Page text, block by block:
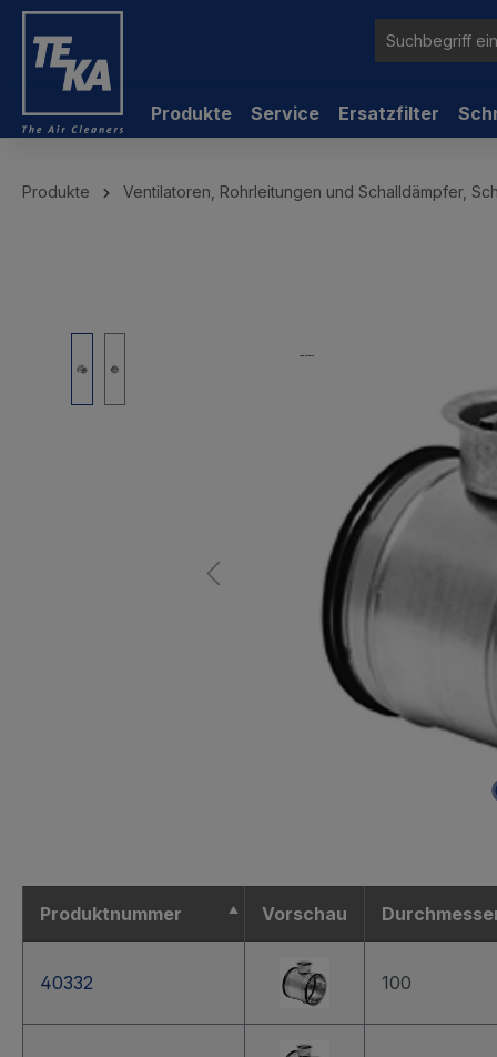
Produkte Service Ersatzfilter
Produkte Ventilatoren, Rohrleitungen und Schalldämpfer,
Produktnummer Vorschau
40332 100